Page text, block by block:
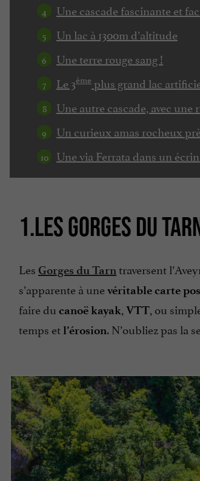
Une cascade fascinante et
Un lac à 1300m d’altitude
Une terre rouge sang !
Le 3ème plus grand lac
Une autre cascade, avec
Un curieux amas rocheux
Une via Ferrata dans un
1.LES GORGES DU
Les Gorges du Tarntraversent
s’apparente à unevéritable carte
faire du canoë kayak, VTT, ou
temps etl’érosion. N’oubliez pas la